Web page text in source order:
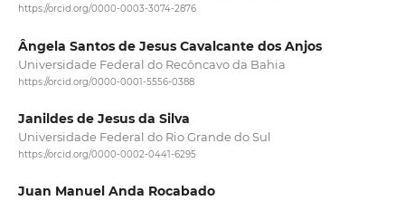
https://orcid.org/0000-0003-3074-2876
Ângela Santos de Jesus Cavalcante dos Anjos
Universidade Federal do Recôncavo da Bahia
https://orcid.org/0000-0001-5556-0388
Janildes de Jesus da Silva
Universidade Federal do Rio Grande do Sul
https://orcid.org/0000-0002-0441-6295
Juan Manuel Anda Rocabado